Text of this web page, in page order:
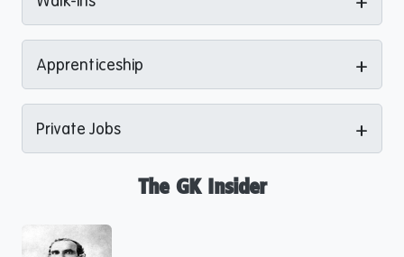
Apprenticeship +
Private Jobs +
The GK Insider